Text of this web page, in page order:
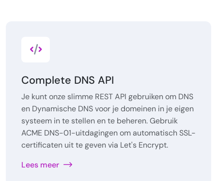
Complete DNS API
Je kunt onze slimme REST API gebruiken om DNS
en Dynamische DNS voor je domeinen in je eigen
systeem in te stellen en te beheren. Gebruik
ACME DNS-01-uitdagingen om automatisch SSL-
certificaten uit te geven via Let's Encrypt.
Lees meer